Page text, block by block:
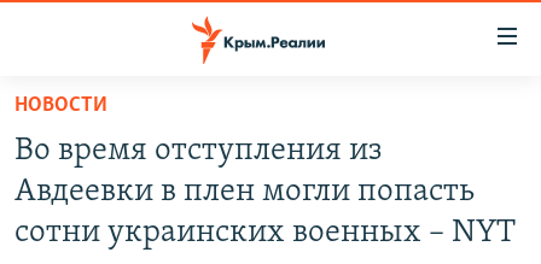
Вернуться
основному
содержанию
СПЕЦПРОЕКТЫ
НОВОСТИ
Во время отступления из
Авдеевки в плен могли попасть
сотни украинских военных – NYT